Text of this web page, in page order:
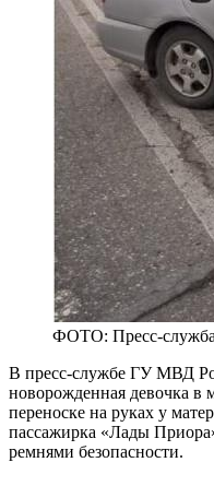
ФОТО: Пресс-
В пресс-службе ГУ МВД
новорожденная девочка в
переноске на руках у
пассажирка «Лады
ремнями безопасности.